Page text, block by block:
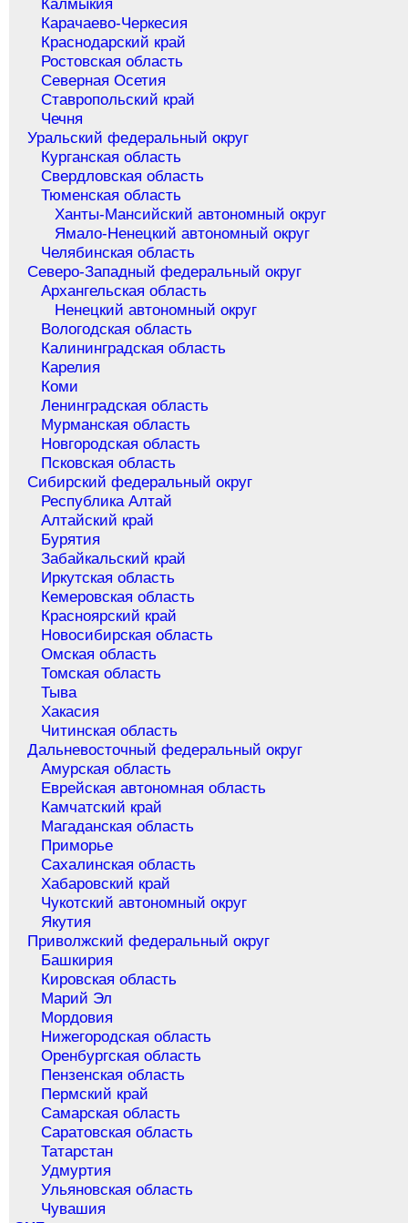
Калмыкия
Карачаево-Черкесия
Краснодарский край
Ростовская область
Северная Осетия
Ставропольский край
Чечня
Уральский федеральный округ
Курганская область
Свердловская область
Тюменская область
Ханты-Мансийский автономный округ
Ямало-Ненецкий автономный округ
Челябинская область
Северо-Западный федеральный округ
Архангельская область
Ненецкий автономный округ
Вологодская область
Калининградская область
Карелия
Коми
Ленинградская область
Мурманская область
Новгородская область
Псковская область
Сибирский федеральный округ
Республика Алтай
Алтайский край
Бурятия
Забайкальский край
Иркутская область
Кемеровская область
Красноярский край
Новосибирская область
Омская область
Томская область
Тыва
Хакасия
Читинская область
Дальневосточный федеральный округ
Амурская область
Еврейская автономная область
Камчатский край
Магаданская область
Приморье
Сахалинская область
Хабаровский край
Чукотский автономный округ
Якутия
Приволжский федеральный округ
Башкирия
Кировская область
Марий Эл
Мордовия
Нижегородская область
Оренбургская область
Пензенская область
Пермский край
Самарская область
Саратовская область
Татарстан
Удмуртия
Ульяновская область
Чувашия